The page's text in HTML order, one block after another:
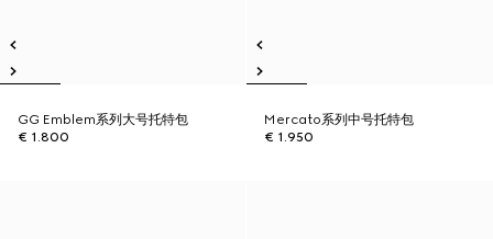
GG Emblem系列大号托特包
€ 1.800
Mercato系列中号托特包
€ 1.950